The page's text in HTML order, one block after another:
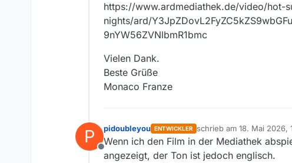
https://www.ardmediathek.de/video/hot-
nights/ard/
9nYW56ZVNlbmR1bmc
Vielen Dank.
Beste Grüße
Monaco Franze
P
Offline
pidoubleyou ENTWICKLER schrieb am 18. Mai 2026,
zuletzt editiert von
Wenn ich den Film in der Mediathek
angezeigt, der Ton ist jedoch englisch.